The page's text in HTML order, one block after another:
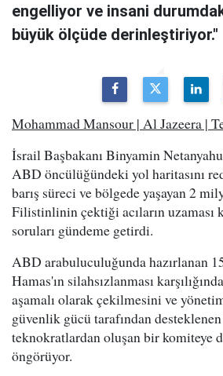
engelliyor ve insani
büyük ölçüde derinleştiriyor."
Mohammad Mansour | Al Jazeera |
İsrail Başbakanı Binyamin
ABD öncülüğündeki yol haritasını
barış süreci ve bölgede yaşayan 2
Filistinlinin çektiği acıların uzaması
soruları gündeme getirdi.
ABD arabuluculuğunda hazırlanan
Hamas'ın silahsızlanması
aşamalı olarak çekilmesini ve
güvenlik gücü tarafından
teknokratlardan oluşan bir komiteye
öngörüyor.